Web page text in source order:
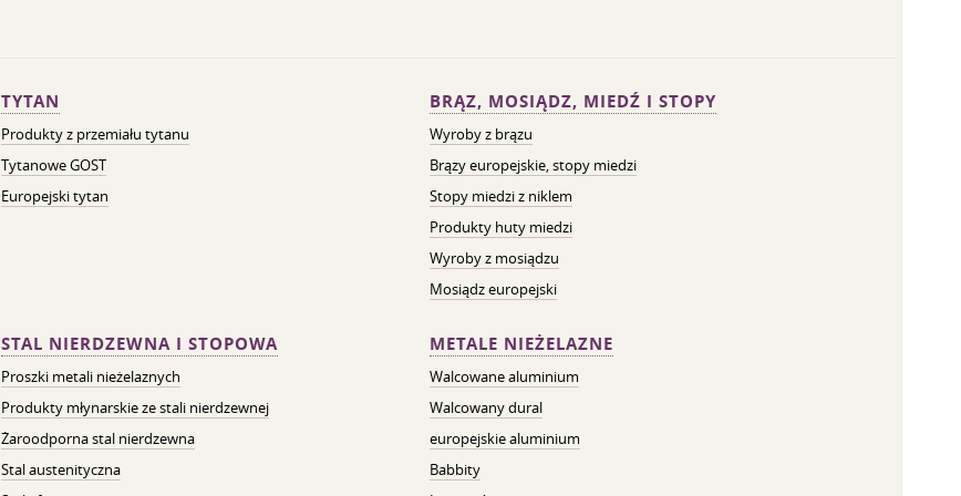
TYTAN
Produkty z przemiału tytanu
Tytanowe GOST
Europejski tytan
BRĄZ, MOSIĄDZ, MIEDŹ I STOPY
Wyroby z brązu
Brązy europejskie, stopy miedzi
Stopy miedzi z niklem
Produkty huty miedzi
Wyroby z mosiądzu
Mosiądz europejski
STAL NIERDZEWNA I STOPOWA
Proszki metali nieżelaznych
Produkty młynarskie ze stali nierdzewnej
Żaroodporna stal nierdzewna
Stal austenityczna
METALE NIEŻELAZNE
Walcowane aluminium
Walcowany dural
europejskie aluminium
Babbity